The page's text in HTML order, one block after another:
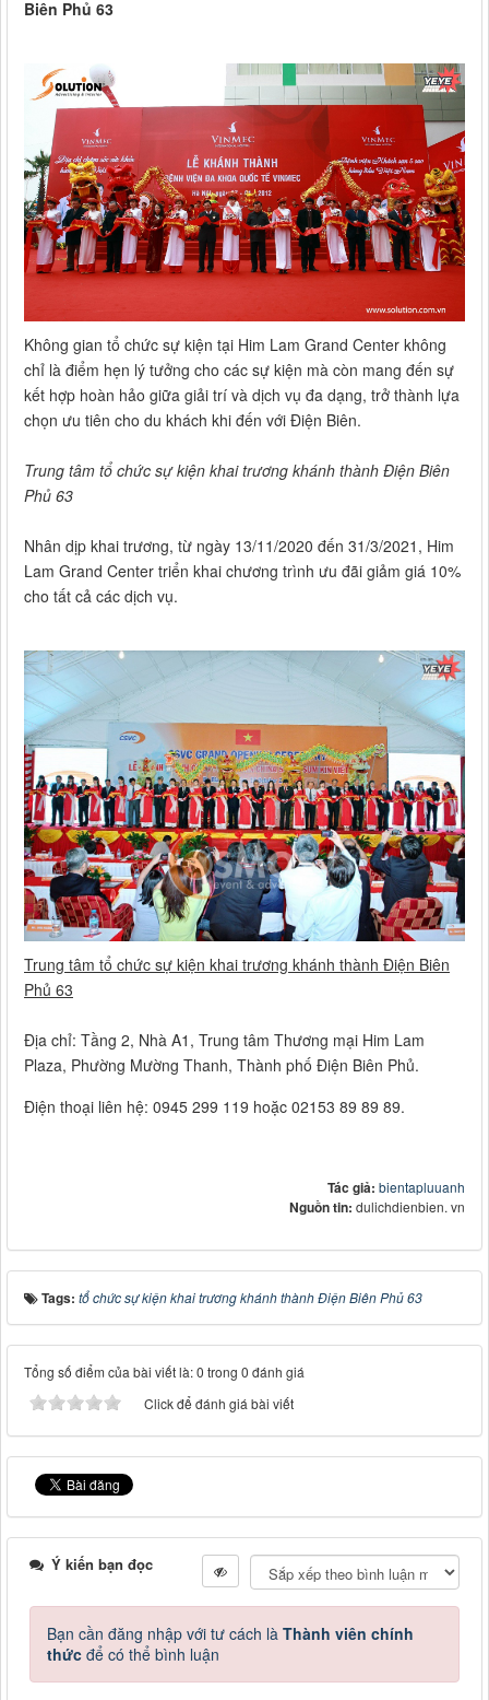
Biên Phủ 63
Không gian tổ chức sự kiện tại Him Lam Grand Center không
chỉ là điểm hẹn lý tưởng cho các sự kiện mà còn mang đến sự
kết hợp hoàn hảo giữa giải trí và dịch vụ đa dạng, trở thành lựa
chọn ưu tiên cho du khách khi đến với Điện Biên.
Trung tâm tổ chức sự kiện khai trương khánh thành Điện Biên
Phủ 63
Nhân dịp khai trương, từ ngày 13/11/2020 đến 31/3/2021, Him
Lam Grand Center triển khai chương trình ưu đãi giảm giá 10%
cho tất cả các dịch vụ.
Trung tâm tổ chức sự kiện khai trương khánh thành Điện Biên
Phủ 63
Địa chỉ: Tầng 2, Nhà A1, Trung tâm Thương mại Him Lam
Plaza, Phường Mường Thanh, Thành phố Điện Biên Phủ.
Điện thoại liên hệ: 0945 299 119 hoặc 02153 89 89 89.
Tác giả: bientapluuanh
Nguồn tin: dulichdienbien. vn
Tags: tổ chức sự kiện khai trương khánh thành Điện Biên Phủ 63
Tổng số điểm của bài viết là: 0 trong 0 đánh giá
Click để đánh giá bài viết
Ý kiến bạn đọc
Bạn cần đăng nhập với tư cách là Thành viên chính
thức để có thể bình luận